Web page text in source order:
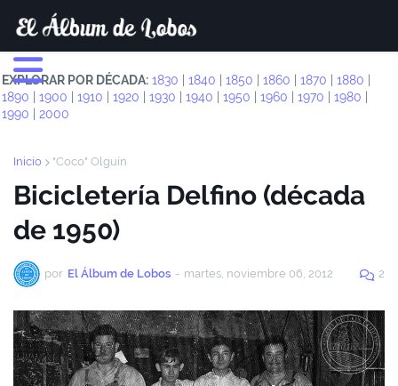
EXPLORAR POR DÉCADA: 1830 1840 1850 1860 1870 1880
1890
1900 1910 1920 1930 1940 1950 1960 1970 1980
1990
2000
Inicio "Coco" Olguín
Bicicletería Delfino (década
de 1950)
por El Álbum de Lobos - martes, noviembre 06, 2012 2